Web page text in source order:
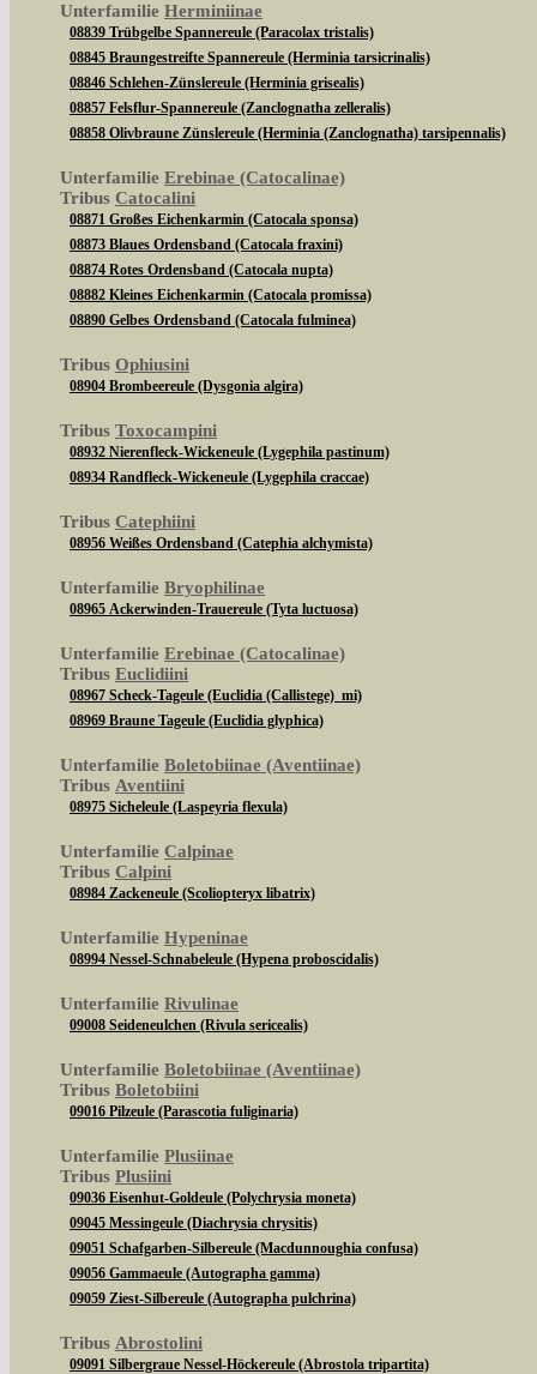
Unterfamilie Herminiinae
08839 Trübgelbe Spannereule (Paracolax tristalis)
08845 Braungestreifte Spannereule (Herminia tarsicrinalis)
08846 Schlehen-Zünslereule (Herminia grisealis)
08857 Felsflur-Spannereule (Zanclognatha zelleralis)
08858 Olivbraune Zünslereule (Herminia (Zanclognatha) tarsipennalis)
Unterfamilie Erebinae (Catocalinae)
Tribus Catocalini
08871 Großes Eichenkarmin (Catocala sponsa)
08873 Blaues Ordensband (Catocala fraxini)
08874 Rotes Ordensband (Catocala nupta)
08882 Kleines Eichenkarmin (Catocala promissa)
08890 Gelbes Ordensband (Catocala fulminea)
Tribus Ophiusini
08904 Brombeereule (Dysgonia algira)
Tribus Toxocampini
08932 Nierenfleck-Wickeneule (Lygephila pastinum)
08934 Randfleck-Wickeneule (Lygephila craccae)
Tribus Catephiini
08956 Weißes Ordensband (Catephia alchymista)
Unterfamilie Bryophilinae
08965 Ackerwinden-Trauereule (Tyta luctuosa)
Unterfamilie Erebinae (Catocalinae)
Tribus Euclidiini
08967 Scheck-Tageule (Euclidia (Callistege) mi)
08969 Braune Tageule (Euclidia glyphica)
Unterfamilie Boletobiinae (Aventiinae)
Tribus Aventiini
08975 Sicheleule (Laspeyria flexula)
Unterfamilie Calpinae
Tribus Calpini
08984 Zackeneule (Scoliopteryx libatrix)
Unterfamilie Hypeninae
08994 Nessel-Schnabeleule (Hypena proboscidalis)
Unterfamilie Rivulinae
09008 Seideneulchen (Rivula sericealis)
Unterfamilie Boletobiinae (Aventiinae)
Tribus Boletobiini
09016 Pilzeule (Parascotia fuliginaria)
Unterfamilie Plusiinae
Tribus Plusiini
09036 Eisenhut-Goldeule (Polychrysia moneta)
09045 Messingeule (Diachrysia chrysitis)
09051 Schafgarben-Silbereule (Macdunnoughia confusa)
09056 Gammaeule (Autographa gamma)
09059 Ziest-Silbereule (Autographa pulchrina)
Tribus Abrostolini
09091 Silbergraue Nessel-Höckereule (Abrostola tripartita)